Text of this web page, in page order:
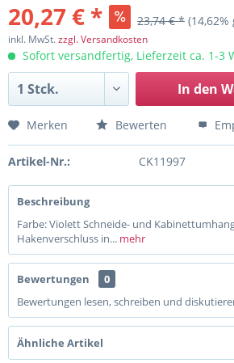
20,27 € * 23,74 € *
inkl. MwSt.zzgl. Versandkosten
Sofort versandfertig, Lieferzeit ca. 1-3
In den
Merken Bewerten
Artikel-Nr.: CK11997
Beschreibung
Farbe: Violett Schneide- und
Hakenverschluss in... mehr
Bewertungen
0
Bewertungen lesen, schreiben und
Ähnliche Artikel